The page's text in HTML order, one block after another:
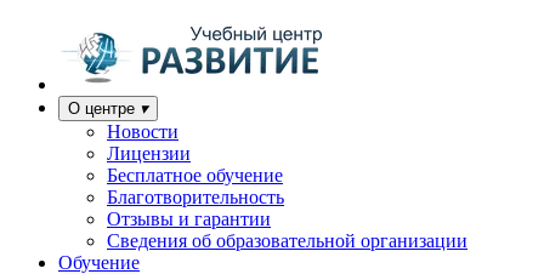
О центре
Новости
Лицензии
Бесплатное обучение
Благотворительность
Отзывы и гарантии
Сведения об образовательной организации
Обучение